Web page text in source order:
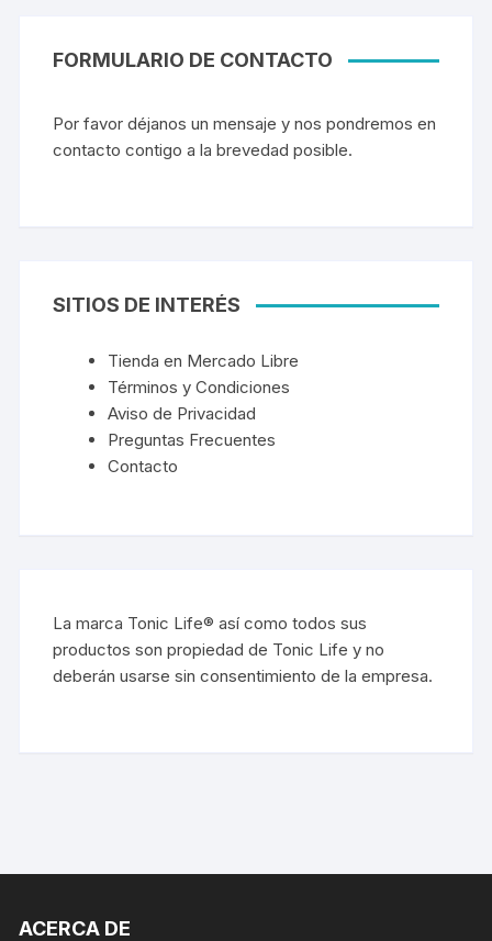
FORMULARIO DE CONTACTO
Por favor déjanos un mensaje y nos pondremos en
contacto contigo a la brevedad posible.
SITIOS DE INTERÉS
Tienda en Mercado Libre
Términos y Condiciones
Aviso de Privacidad
Preguntas Frecuentes
Contacto
La marca Tonic Life® así como todos sus
productos son propiedad de Tonic Life y no
deberán usarse sin consentimiento de la empresa.
ACERCA DE